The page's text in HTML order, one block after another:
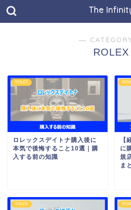
The
―
ROLEX
ROLEX
ロレックスデイトナ購入後に
本気で後悔すること10選｜購
入する前の知識
【
に
規
ま
ROLEX